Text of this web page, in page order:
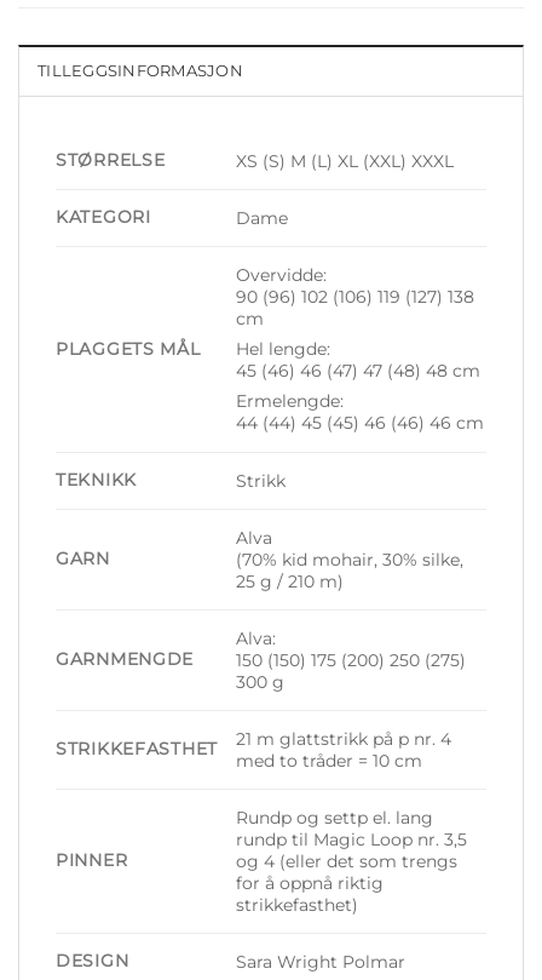
TILLEGGSINFORMASJON
STØRRELSE XS (S) M (L) XL (XXL) XXXL
KATEGORI Dame
PLAGGETS MÅL
Overvidde:
90 (96) 102 (106) 119 (127) 138
cm
Hel lengde:
45 (46) 46 (47) 47 (48) 48 cm
Ermelengde:
44 (44) 45 (45) 46 (46) 46 cm
TEKNIKK Strikk
GARN
Alva
(70% kid mohair, 30% silke,
25 g / 210 m)
GARNMENGDE
Alva:
150 (150) 175 (200) 250 (275)
300 g
STRIKKEFASTHET
21 m glattstrikk på p nr. 4
med to tråder = 10 cm
PINNER
Rundp og settp el. lang
rundp til Magic Loop nr. 3,5
og 4 (eller det som trengs
for å oppnå riktig
strikkefasthet)
DESIGN Sara Wright Polmar